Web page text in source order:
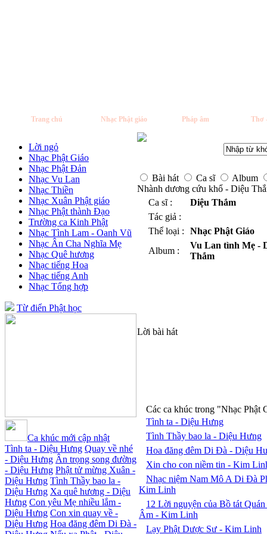
Trang chủ Nhạc Phật giáo Pháp âm Thơ
Lời ngỏ
Nhạc Phật Giáo
Nhạc Phật Đản
Nhạc Vu Lan
Nhạc Thiền
Nhạc Xuân Phật giáo
Nhạc Phật thành Đạo
Trường ca Kinh Phật
Nhạc Tình Lam - Oanh Vũ
Nhạc Ân Cha Nghĩa Mẹ
Nhạc Quê hương
Nhạc tiếng Hoa
Nhạc tiếng Anh
Nhạc Tổng hợp
Từ điển Phật học
Ca khúc mới cập nhật
Tình ta - Diệu Hưng Quay về nhé
- Diệu Hưng Ân trọng song đường
- Diệu Hưng Phật tử mừng Xuân -
Diệu Hưng Tình Thầy bao la -
Diệu Hưng Xa quê hương - Diệu
Hưng Con yêu Mẹ nhiều lắm -
Diệu Hưng Con xin quay về -
Diệu Hưng Hoa đăng đêm Di Đà -
Bài hát Ca sĩ
Album
Nhành dương cứu khổ - Diệu
Ca sĩ :
Diệu Thắm
Tác giả :
Thể loại :
Nhạc Phật Giáo
Album :
Vu Lan tình Mẹ -
Thắm
Lời bài hát
Các ca khúc trong "Nhạc Phật
Tình ta - Diệu Hưng
Tình Thầy bao la - Diệu Hưng
Hoa đăng đêm Di Đà - Diệu
Xin cho con niềm tin - Kim
Nhạc niệm Nam Mô A Di Đà
Kim Linh
12 Lời nguyện của Bồ tát
Âm - Kim Linh
Lạy Phật Dược Sư - Kim Linh